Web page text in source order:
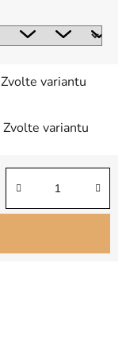
Zvolte variantu
Zvolte variantu